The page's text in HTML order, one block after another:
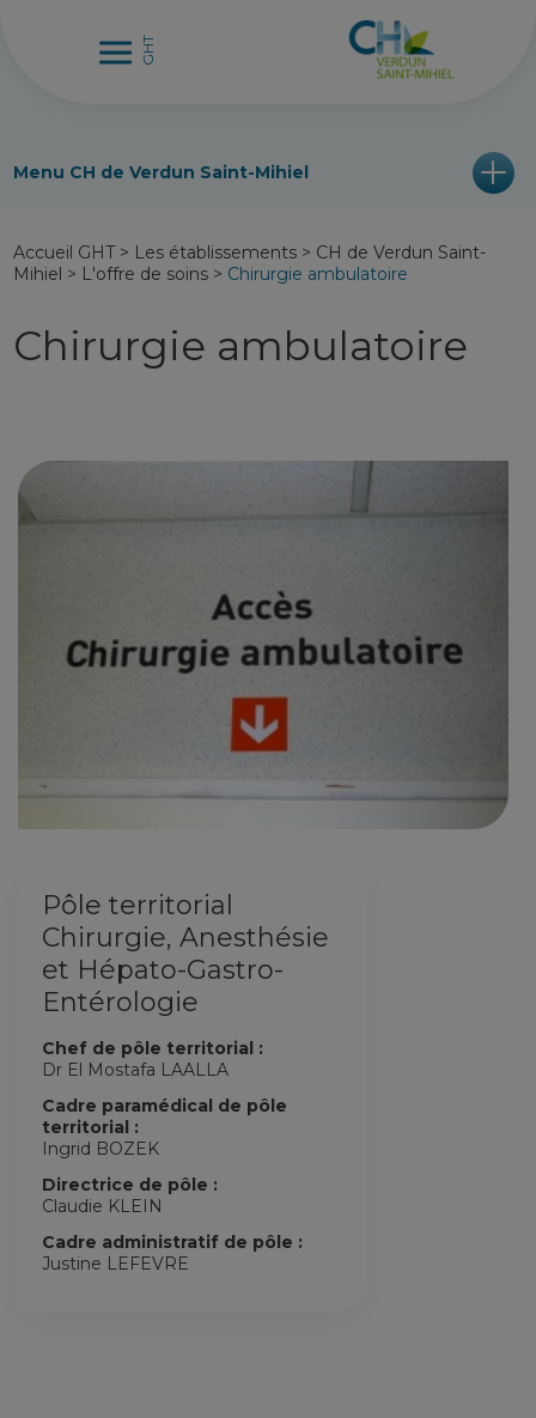
Menu CH de Verdun Saint-Mihiel
Accueil GHT > Les établissements > CH de Verdun Saint-
Mihiel > L'offre de soins > Chirurgie ambulatoire
Chirurgie ambulatoire
Pôle territorial
Chirurgie, Anesthésie
et Hépato-Gastro-
Entérologie
Chef de pôle territorial :
Dr El Mostafa LAALLA
Cadre paramédical de pôle
territorial :
Ingrid BOZEK
Directrice de pôle :
Claudie KLEIN
Cadre administratif de pôle :
Justine LEFEVRE